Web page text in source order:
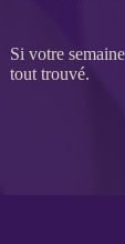
Si votre
tout trouvé.